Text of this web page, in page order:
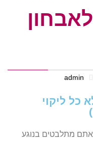
admin
כל ליקוי
מתלבטים בנוגע